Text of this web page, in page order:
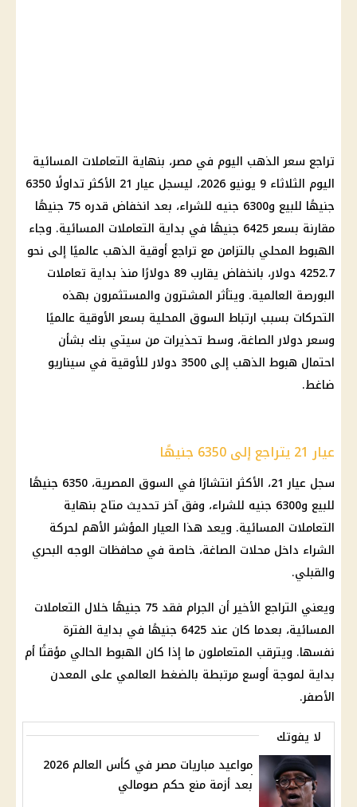
تراجع سعر الذهب اليوم في مصر، بنهاية التعاملات المسائية
اليوم الثلاثاء 9 يونيو 2026، ليسجل عيار 21 الأكثر تداولًا 6350
جنيهًا للبيع و6300 جنيه للشراء، بعد انخفاض قدره 75 جنيهًا
مقارنة بسعر 6425 جنيهًا في بداية التعاملات المسائية. وجاء
الهبوط المحلي بالتزامن مع تراجع أوقية الذهب عالميًا إلى نحو
4252.7 دولار، بانخفاض يقارب 89 دولارًا منذ بداية تعاملات
البورصة العالمية. ويتأثر المشترون والمستثمرون بهذه
التحركات بسبب ارتباط السوق المحلية بسعر الأوقية عالميًا
وسعر دولار الصاغة، وسط تحذيرات من سيتي بنك بشأن
احتمال هبوط الذهب إلى 3500 دولار للأوقية في سيناريو
ضاغط.
عيار 21 يتراجع إلى 6350 جنيهًا
سجل عيار 21، الأكثر انتشارًا في السوق المصرية، 6350 جنيهًا
للبيع و6300 جنيه للشراء، وفق آخر تحديث متاح بنهاية
التعاملات المسائية. ويعد هذا العيار المؤشر الأهم لحركة
الشراء داخل محلات الصاغة، خاصة في محافظات الوجه البحري
والقبلي.
ويعني التراجع الأخير أن الجرام فقد 75 جنيهًا خلال التعاملات
المسائية، بعدما كان عند 6425 جنيهًا في بداية الفترة
نفسها. ويترقب المتعاملون ما إذا كان الهبوط الحالي مؤقتًا أم
بداية لموجة أوسع مرتبطة بالضغط العالمي على المعدن
الأصفر.
لا يفوتك
مواعيد مباريات مصر في كأس العالم 2026
بعد أزمة منع حكم صومالي